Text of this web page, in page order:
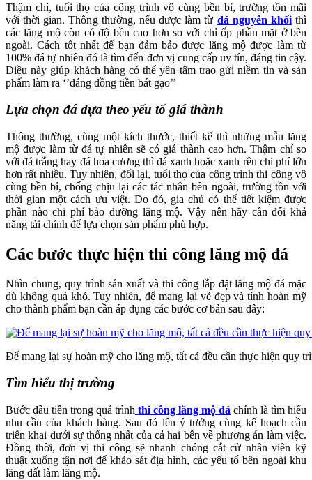
Thậm chí, tuổi thọ của công trình vô cùng bền bỉ, trường tồn mãi
với thời gian. Thông thường, nếu được làm từ đá nguyên khốithì
các lăng mộ còn có độ bền cao hơn so với chỉ ốp phần mặt ở bên
ngoài. Cách tốt nhất để bạn đảm bảo được lăng mộ được làm từ
100% đá tự nhiên đó là tìm đến đơn vị cung cấp uy tín, đáng tin cậy.
Điều này giúp khách hàng có thể yên tâm trao gửi niềm tin và sản
phẩm làm ra ‘’đáng đồng tiền bát gạo’’
Lựa chọn đá dựa theo yếu tố giá thành
Thông thường, cùng một kích thước, thiết kế thì những mẫu lăng
mộ được làm từ đá tự nhiên sẽ có giá thành cao hơn. Thậm chí so
với đá trắng hay đá hoa cương thì đá xanh hoặc xanh rêu chi phí lớn
hơn rất nhiều. Tuy nhiên, đổi lại, tuổi thọ của công trình thi công vô
cùng bền bỉ, chống chịu lại các tác nhân bên ngoài, trường tồn với
thời gian một cách ưu việt. Do đó, gia chủ có thể tiết kiệm được
phần nào chi phí bảo dưỡng lăng mộ. Vậy nên hãy cần đối khả
năng tài chính để lựa chọn sản phẩm phù hợp.
Các bước thực hiện thi công lăng mộ đá
Nhìn chung, quy trình sản xuất và thi công lắp đặt lăng mộ đá mặc
dù không quá khó. Tuy nhiên, để mang lại vẻ đẹp và tính hoàn mỹ
cho thành phẩm bạn cần áp dụng các bước cơ bản sau đây:
Để mang lại sự hoàn mỹ cho lăng mộ, tất cả đều cần thực hiện quy
Tìm hiểu thị trường
Bước đầu tiên trong quá trình thi công lăng mộ đá chính là tìm hiểu
nhu cầu của khách hàng. Sau đó lên ý tưởng cùng kế hoạch cần
triển khai dưới sự thống nhất của cả hai bên về phương án làm việc.
Đồng thời, đơn vị thi công sẽ nhanh chóng cắt cử nhân viên kỹ
thuật xuống tận nơi để khảo sát địa hình, các yếu tố bên ngoài khu
lăng đất làm lăng mộ.